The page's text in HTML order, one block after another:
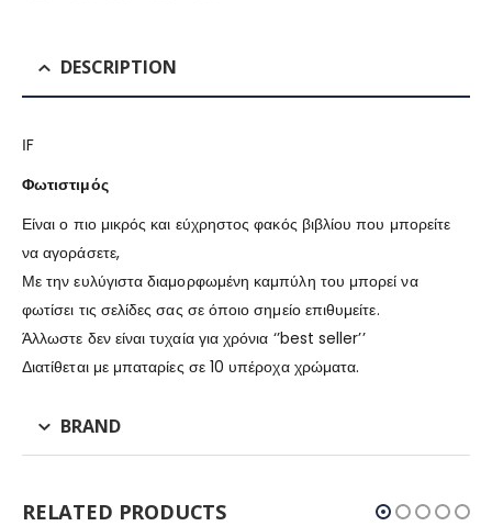
DESCRIPTION
ΙF
Φωτιστιμός
Είναι ο πιο μικρός και εύχρηστος φακός βιβλίου που μπορείτε
να αγοράσετε,
Με την ευλύγιστα διαμορφωμένη καμπύλη του μπορεί να
φωτίσει τις σελίδες σας σε όποιο σημείο επιθυμείτε.
Άλλωστε δεν είναι τυχαία για χρόνια ‘’best seller’’
Διατίθεται με μπαταρίες σε 10 υπέροχα χρώματα.
BRAND
RELATED PRODUCTS